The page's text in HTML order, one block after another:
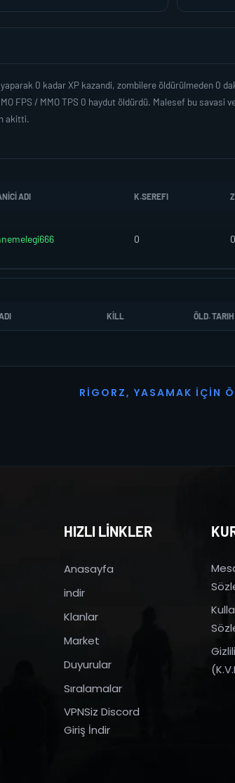
0 kadar XP kazandi, zombilere öldürülmeden 0
FPS / MMO TPS 0 haydut öldürdü. Malesef bu
akitti.
ADI K.SEREFI
0 0
KILL ÖLD. TARIH
R I G O R Z, YASAMAK İ ÇI N Ö
HIZLI LİNKLER
Anasayfa
indir
Klanlar
Market
Duyurular
Sıralamalar
VPNSiz Discord
Giriş İndir